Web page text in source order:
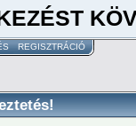
REGISZTRÁCIÓ